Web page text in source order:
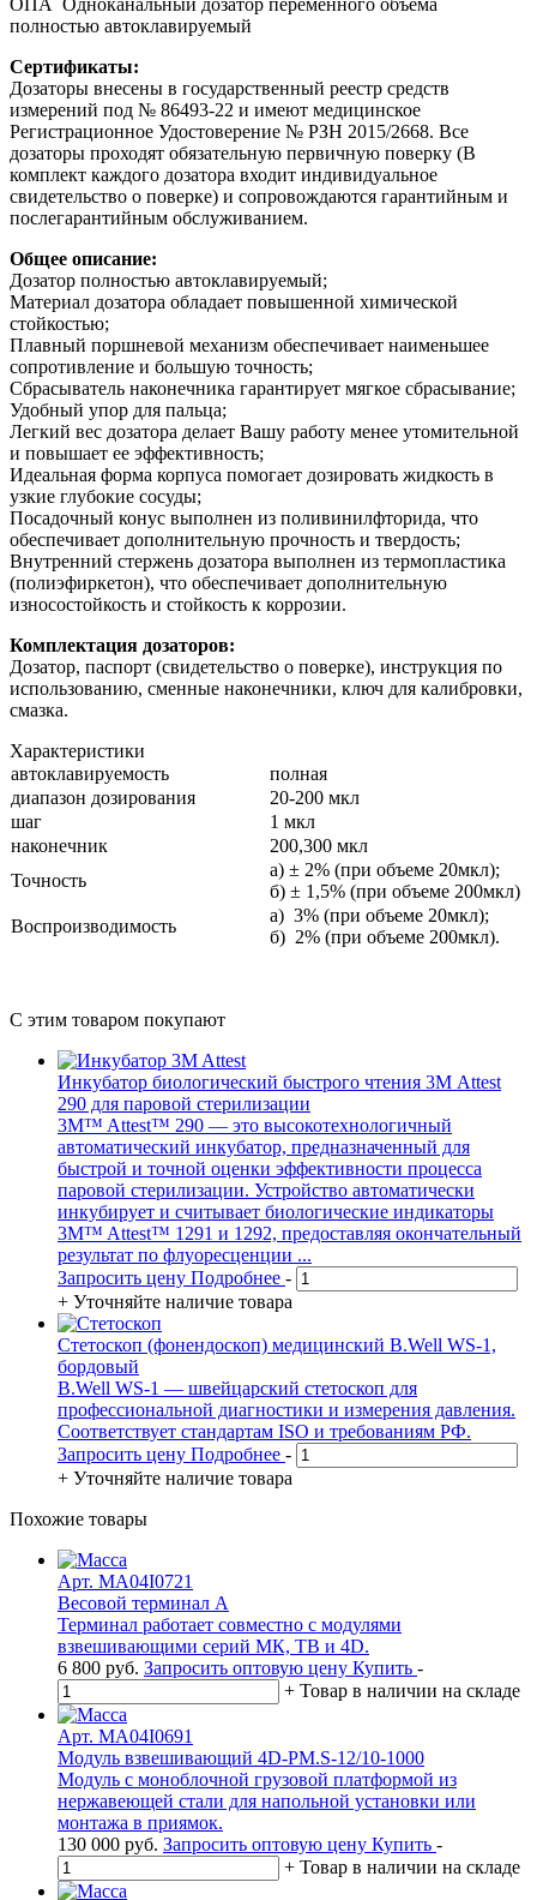
полностью автоклавируемый
Сертификаты:
Дозаторы внесены в государственный реестр средств
измерений под № 86493-22 и имеют медицинское
Регистрационное Удостоверение № РЗН 2015/2668. Все
дозаторы проходят обязательную первичную поверку (В
комплект каждого дозатора входит индивидуальное
свидетельство о поверке) и сопровождаются гарантийным и
послегарантийным обслуживанием.
Общее описание:
Дозатор полностью автоклавируемый;
Материал дозатора обладает повышенной химической
стойкостью;
Плавный поршневой механизм обеспечивает наименьшее
сопротивление и большую точность;
Сбрасыватель наконечника гарантирует мягкое сбрасывание;
Удобный упор для пальца;
Легкий вес дозатора делает Вашу работу менее утомительной
и повышает ее эффективность;
Идеальная форма корпуса помогает дозировать жидкость в
узкие глубокие сосуды;
Посадочный конус выполнен из поливинилфторида, что
обеспечивает дополнительную прочность и твердость;
Внутренний стержень дозатора выполнен из термопластика
(полиэфиркетон), что обеспечивает дополнительную
износостойкость и стойкость к коррозии.
Комплектация дозаторов:
Дозатор, паспорт (свидетельство о поверке), инструкция по
использованию, сменные наконечники, ключ для калибровки,
смазка.
Характеристики
автоклавируемость
полная
диапазон дозирования
20-200 мкл
шаг
1 мкл
наконечник
200,300 мкл
Точность
а) ± 2% (при объеме 20мкл);
б) ± 1,5% (при объеме 200мкл)
Воспроизводимость
а) 3% (при объеме 20мкл);
б) 2% (при объеме 200мкл).
С этим товаром покупают
Инкубатор биологический быстрого чтения 3М Attest
290 для паровой стерилизации
3M™ Attest™ 290 — это высокотехнологичный
автоматический инкубатор, предназначенный для
быстрой и точной оценки эффективности процесса
паровой стерилизации. Устройство автоматически
инкубирует и считывает биологические индикаторы
3M™ Attest™ 1291 и 1292, предоставляя окончательный
результат по флуоресценции ...
Запросить цену Подробнее -
+ Уточняйте наличие товара
Стетоскоп (фонендоскоп) медицинский B.Well WS-1,
бордовый
B.Well WS-1 — швейцарский стетоскоп для
профессиональной диагностики и измерения давления.
Соответствует стандартам ISO и требованиям РФ.
Запросить цену Подробнее -
+ Уточняйте наличие товара
Похожие товары
Арт. MA04I0721
Весовой терминал A
Терминал работает совместно с модулями
взвешивающими серий МК, ТВ и 4D.
6 800 руб. Запросить оптовую цену Купить -
+ Товар в наличии на складе
Арт. MA04I0691
Модуль взвешивающий 4D-PМ.S-12/10-1000
Модуль с моноблочной грузовой платформой из
нержавеющей стали для напольной установки или
монтажа в приямок.
130 000 руб. Запросить оптовую цену Купить -
+ Товар в наличии на складе